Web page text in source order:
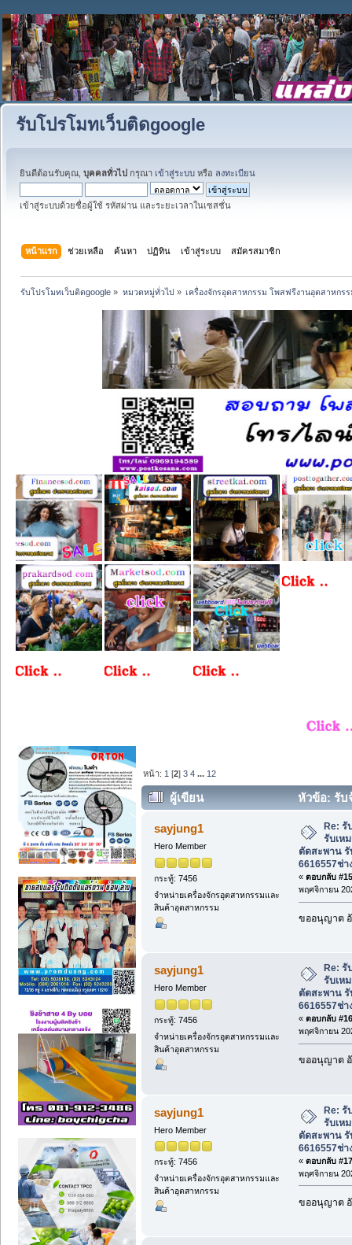
รับโปรโมทเว็บติดgoogle
ยินดีต้อนรับคุณ, บุคคลทั่วไป กรุณา เข้าสู่ระบบ หรือ ลงทะเบียน
เข้าสู่ระบบด้วยชื่อผู้ใช้ รหัสผ่าน และระยะเวลาในเซสชั่น
หน้าแรก ช่วยเหลือ ค้นหา ปฏิทิน เข้าสู่ระบบ สมัครสมาชิก
รับโปรโมทเว็บติดgoogle » หมวดหมู่ทั่วไป» เครื่องจักรอุตสาหกรรม โพสฟรีงานอุตสาหกร
หน้า: 1 [2]3 4 ... 12
ผู้เขียน
หัวข้อ: รับ
ตัดสะพาน รับตัดถนน 089-6616557ช่า
sayjung1
Hero Member
กระทู้: 7456
จำหน่ายเครื่องจักรอุตสาหกรรมและ
สินค้าอุตสาหกรรม
Re: รั
รับเห
ตัดสะพาน
6616557ช่
« ตอบกลับ
พฤศจิกายน
ขออนุญาต
sayjung1
Hero Member
กระทู้: 7456
จำหน่ายเครื่องจักรอุตสาหกรรมและ
สินค้าอุตสาหกรรม
Re: รั
รับเห
ตัดสะพาน
6616557ช่
« ตอบกลับ
พฤศจิกายน
ขออนุญาต
sayjung1
Hero Member
กระทู้: 7456
จำหน่ายเครื่องจักรอุตสาหกรรมและ
สินค้าอุตสาหกรรม
Re: รั
รับเห
ตัดสะพาน
6616557ช่
« ตอบกลับ
พฤศจิกายน
ขออนุญาต